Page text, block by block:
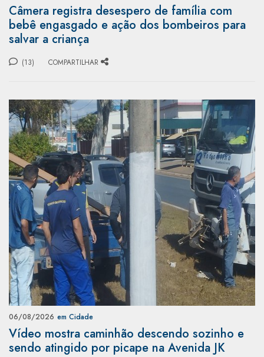
Câmera registra desespero de família com
bebê engasgado e ação dos bombeiros para
salvar a criança
(13) COMPARTILHAR
06/08/2026 em Cidade
Vídeo mostra caminhão descendo sozinho e
sendo atingido por picape na Avenida JK